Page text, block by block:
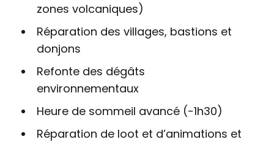
zones volcaniques)
Réparation des villages, bastions et
donjons
Refonte des dégâts
environnementaux
Heure de sommeil avancé (-1h30)
Réparation de loot et d’animations et